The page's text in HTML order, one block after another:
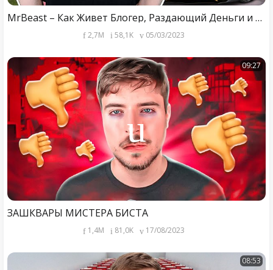
MrBeast – Как Живет Блогер, Раздающий Деньги и Сколько Он Зарабатывает
2,7M 58,1K 05/03/2023
09:27
ЗАШКВАРЫ МИСТЕРА БИСТА
1,4M 81,0K 17/08/2023
08:53